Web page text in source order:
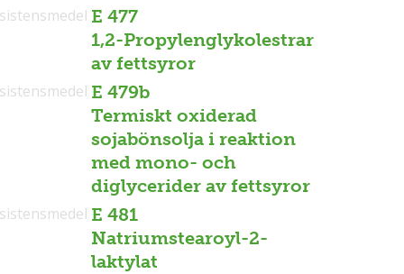
E 477
1,2-Propylenglykolestrar
av fettsyror
E 479b
Termiskt oxiderad
sojabönsolja i reaktion
med mono- och
diglycerider av fettsyror
E 481
Natriumstearoyl-2-
laktylat